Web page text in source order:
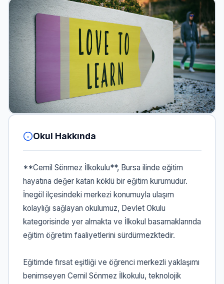
Okul Hakkında
**Cemil Sönmez İlkokulu**, Bursa ilinde eğitim
hayatına değer katan köklü bir eğitim kurumudur.
İnegöl ilçesindeki merkezi konumuyla ulaşım
kolaylığı sağlayan okulumuz, Devlet Okulu
kategorisinde yer almakta ve İlkokul basamaklarında
eğitim öğretim faaliyetlerini sürdürmezktedir.
Eğitimde fırsat eşitliği ve öğrenci merkezli yaklaşımı
benimseyen Cemil Sönmez İlkokulu, teknolojik